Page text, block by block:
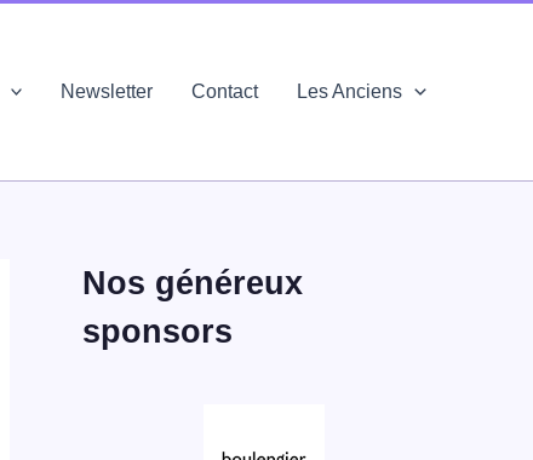
Newsletter Contact Les Anciens
Nos généreux
sponsors